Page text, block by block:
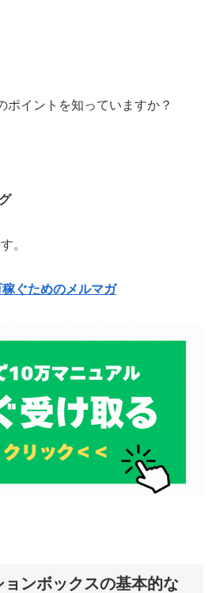
ポイントを知っていますか？
。
ぐためのメルマガ
ンボックスの基本的な